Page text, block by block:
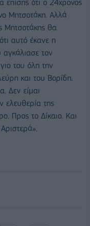
επίσης ότι ο 24χρονος
Μητσοτάκη. Αλλά
Μητσοτάκης θα
αυτό έκανε η
τον
του όλη την
και του Βορίδη.
Δεν είμαι
ελευθερία της
Προς το Δίκαιο. Και